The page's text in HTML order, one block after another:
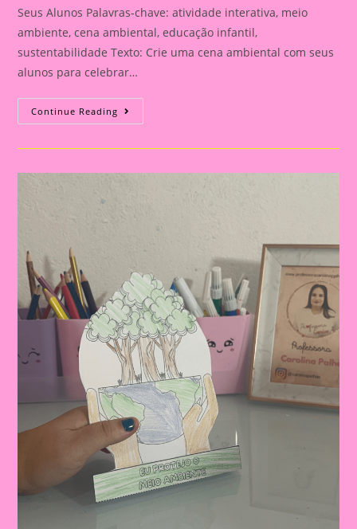
Seus Alunos Palavras-chave: atividade interativa, meio
ambiente, cena ambiental, educação infantil,
sustentabilidade Texto: Crie uma cena ambiental com seus
alunos para celebrar…
Continue Reading Post
19:
Interativa:
Cena
Seus
Alunos